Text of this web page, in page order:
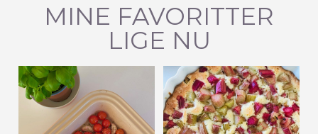
MINE FAVORITTER
LIGE NU